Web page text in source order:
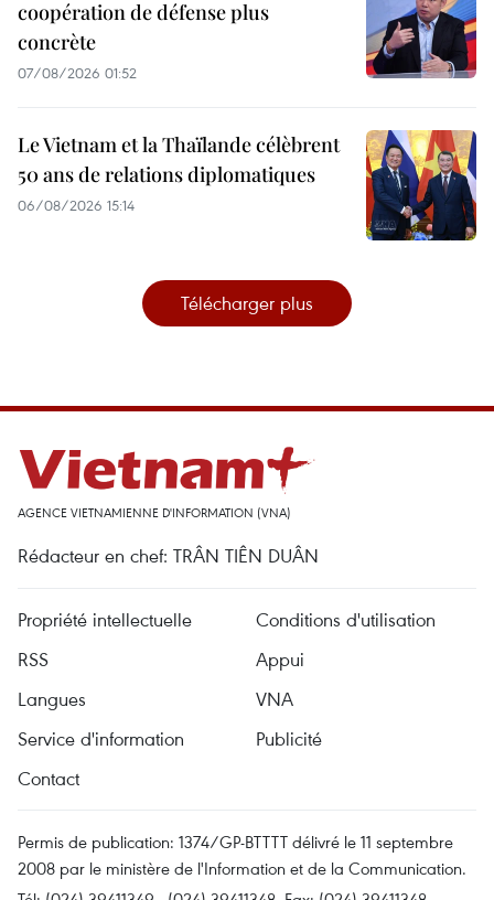
coopération de défense plus
concrète
07/08/2026 01:52
Le Vietnam et la Thaïlande célèbrent
50 ans de relations diplomatiques
06/08/2026 15:14
Télécharger plus
AGENCE VIETNAMIENNE D'INFORMATION (VNA)
Rédacteur en chef: TRÂN TIÊN DUÂN
Propriété intellectuelle
Conditions d'utilisation
RSS
Appui
Langues
VNA
Service d'information
Publicité
Contact
Permis de publication: 1374/GP-BTTTT délivré le 11 septembre
2008 par le ministère de l'Information et de la Communication.